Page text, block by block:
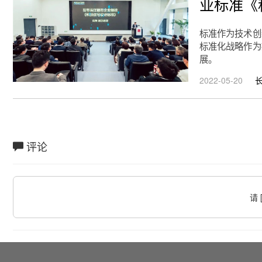
标准作为技术
标准化战略作
展。
2022-05-20
评论
请 [